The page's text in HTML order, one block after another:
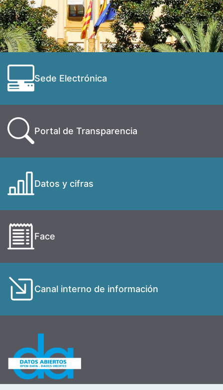
Sede Electrónica
Portal de Transparencia
Datos y cifras
Face
Canal interno de información